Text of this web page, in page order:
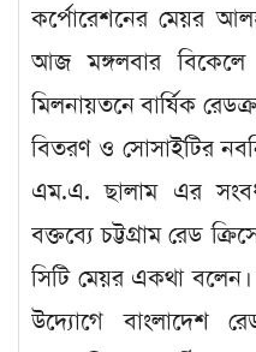
কর্পোরেশনের মেয়র
আজ মঙ্গলবার বিকেলে
মিলনায়তনে বার্ষিক
বিতরণ ও সোসাইটির
এম.এ. ছালাম এর
বক্তব্যে চট্টগ্রাম রেড
সিটি মেয়র একথা বলেন।
উদ্যোগে বাংলাদেশ